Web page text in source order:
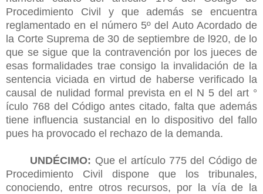
Procedimiento Civil y que además se encuentra
reglamentado en el número 5º del Auto Acordado de
la Corte Suprema de 30 de septiembre de l920, de lo
que se sigue que la contravención por los jueces de
esas formalidades trae consigo la invalidación de la
sentencia viciada en virtud de haberse verificado la
causal de nulidad formal prevista en el N 5 del art °
ículo 768 del Código antes citado, falta que además
tiene influencia sustancial en lo dispositivo del fallo
pues ha provocado el rechazo de la demanda.
UNDÉCIMO: Que el artículo 775 del Código de
Procedimiento Civil dispone que los tribunales,
conociendo, entre otros recursos, por la vía de la